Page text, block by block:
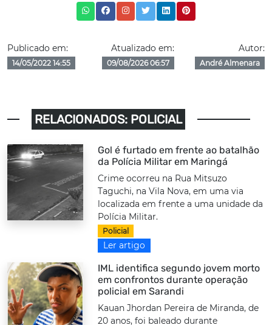
Publicado em:
14/05/2022 14:55
Atualizado em:
09/08/2026 06:57
Autor:
André Almenara
RELACIONADOS: POLICIAL
Gol é furtado em frente ao batalhão
da Polícia Militar em Maringá
Crime ocorreu na Rua Mitsuzo
Taguchi, na Vila Nova, em uma via
localizada em frente a uma unidade da
Polícia Militar.
Policial
Ler artigo
IML identifica segundo jovem morto
em confrontos durante operação
policial em Sarandi
Kauan Jhordan Pereira de Miranda, de
20 anos, foi baleado durante